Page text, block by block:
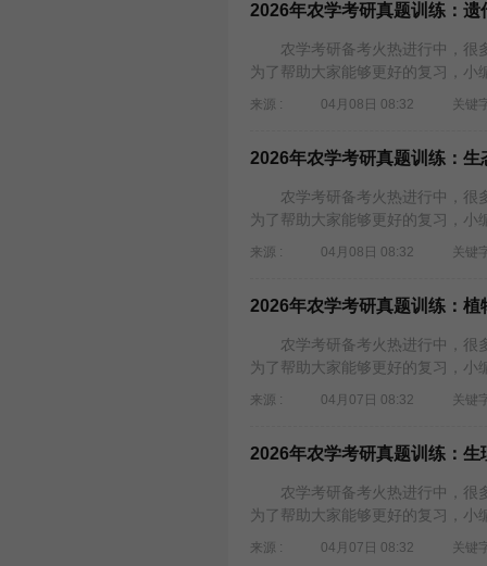
2026年农学考研真题训练：遗
农学考研备考火热进行中，很多
为了帮助大家能够更好的复习，
来源 : 04月08日 08:32 关键
2026年农学考研真题训练：生
农学考研备考火热进行中，很多
为了帮助大家能够更好的复习，
来源 : 04月08日 08:32 关键
2026年农学考研真题训练：
农学考研备考火热进行中，很多
为了帮助大家能够更好的复习，
来源 : 04月07日 08:32 关键
2026年农学考研真题训练：生
农学考研备考火热进行中，很多
为了帮助大家能够更好的复习，
来源 : 04月07日 08:32 关键